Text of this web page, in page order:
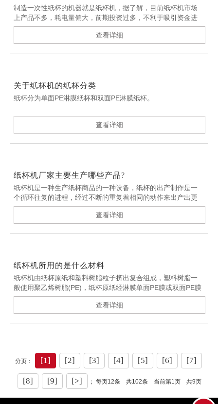
制造一次性纸杯的机器就是纸杯机，据了解，目前纸杯机市场
上产品不多，耗电量偏大，前期投资过多，不利于吸引资金进
入该行业，激励纸杯机以及一次性纸杯的生产。
查看详细
关于纸杯机的纸杯分类
纸杯分为单面PE淋膜纸杯和双面PE淋膜纸杯。
查看详细
纸杯机厂家主要生产哪些产品?
纸杯机是一种生产纸杯商品的一种设备，纸杯的出产制作是一
个循环往复的进程，经过不断的重复着相同的动作来出产出更
多的纸杯商品。
查看详细
纸杯机所用的是什么材料
纸杯机由纸杯原纸和塑料树脂粒子挤出复合组成，塑料树脂一
般使用聚乙烯树脂(PE)，纸杯原纸经淋膜单面PE膜或双面PE膜
后成为单PE纸杯机或双PE纸杯机。
查看详细
分页： [1] [2] [3] [4] [5] [6] [7]
[8] [9] [>] ； 每页12条 共102条 当前第1页 共9页